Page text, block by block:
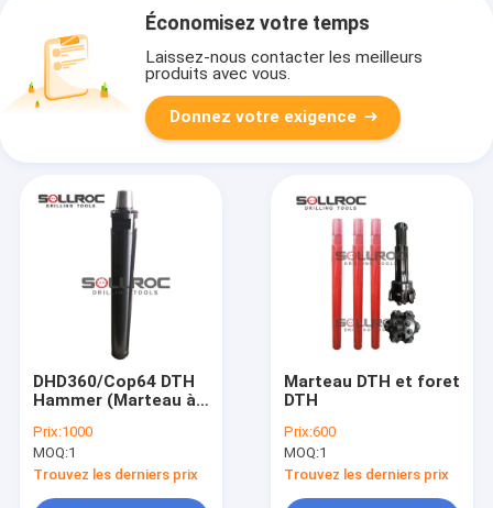
Économisez votre temps
Laissez-nous contacter les meilleurs
produits avec vous.
Donnez votre exigence
DHD360/Cop64 DTH
Hammer (Marteau à
Prix:1000
MOQ:1
Trouvez les derniers prix
Marteau DTH et foret
DTH
Prix:600
MOQ:1
Trouvez les derniers prix